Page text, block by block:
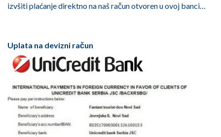
izvšiti plaćanje direktno na naš račun otvoren u ovoj banci…
Uplata na devizni račun